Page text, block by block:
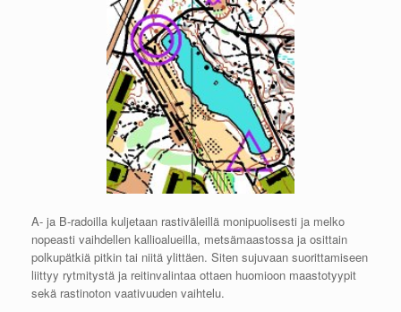
A- ja B-radoilla kuljetaan rastiväleillä monipuolisesti ja melko
nopeasti vaihdellen kallioalueilla, metsämaastossa ja osittain
polkupätkiä pitkin tai niitä ylittäen. Siten sujuvaan suorittamiseen
liittyy rytmitystä ja reitinvalintaa ottaen huomioon maastotyypit
sekä rastinoton vaativuuden vaihtelu.